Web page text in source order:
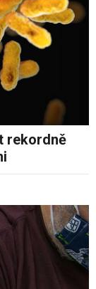
rekordně